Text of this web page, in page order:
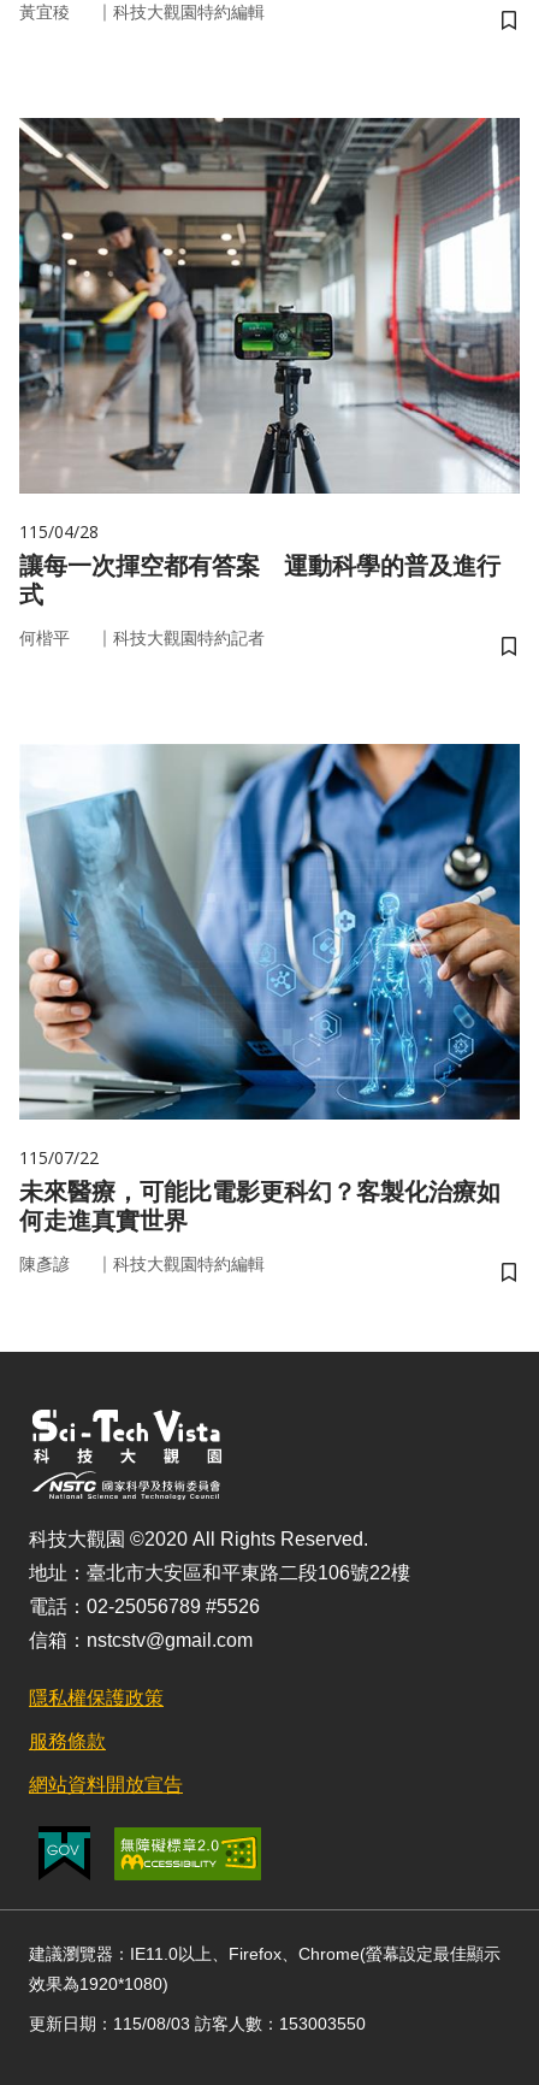
黃宜稜 ｜ 科技大觀園特約編輯
儲
115/04/28
讓每一次揮空都有答案 運動科學的普及進行
式
何楷平 ｜ 科技大觀園特約記者
儲
115/07/22
未來醫療，可能比電影更科幻？客製化治療如
何走進真實世界
陳彥諺 ｜ 科技大觀園特約編輯
儲
科技大觀園 ©2020 All Rights Reserved.
地址：臺北市大安區和平東路二段106號22樓
電話：02-25056789 #5526
信箱：nstcstv@gmail.com
隱私權保護政策
服務條款
網站資料開放宣告
建議瀏覽器：IE11.0以上、Firefox、Chrome(螢幕設定最佳顯示
效果為1920*1080)
更新日期：115/08/03 訪客人數：153003550